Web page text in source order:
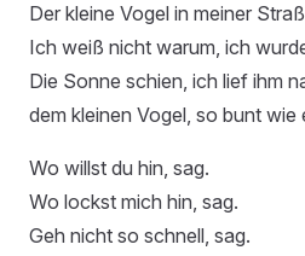
Der kleine Vogel in meiner
Ich weiß nicht warum, ich
Die Sonne schien, ich lief ihm
dem kleinen Vogel, so bunt wie
Wo willst du hin, sag.
Wo lockst mich hin, sag.
Geh nicht so schnell, sag.